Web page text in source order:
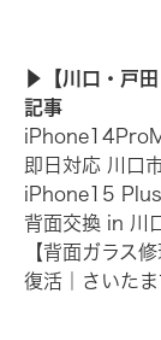
▶︎【川口・戸
記事
即日対応 川口
iPhone15 Plus
背面交換 in 川
【背面ガラス
復活｜さいた